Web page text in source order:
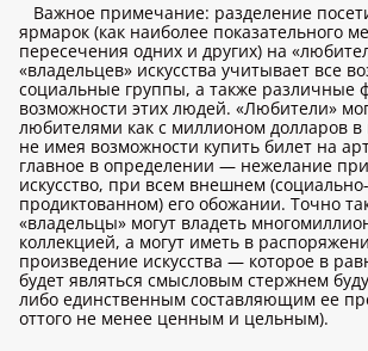
Важное примечание: разделение
ярмарок (как наиболее показательного
пересечения одних и других) на
«владельцев» искусства учитывает все
социальные группы, а также различные
возможности этих людей. «Любители»
любителями как с миллионом долларов в
не имея возможности купить билет на
главное в определении — нежелание
искусство, при всем внешнем (социально-
продиктованном) его обожании. Точно
«владельцы» могут владеть
коллекцией, а могут иметь в
произведение искусства — которое в
будет являться смысловым стержнем
либо единственным составляющим ее
оттого не менее ценным и цельным).